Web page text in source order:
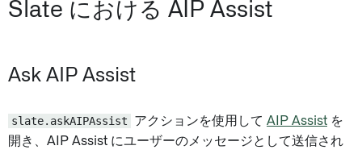
Slate における AIP Assist
Ask AIP Assist
slate.askAIPAssist アクションを使用して AIP Assist を
開き、AIP Assist にユーザーのメッセージとして送信され